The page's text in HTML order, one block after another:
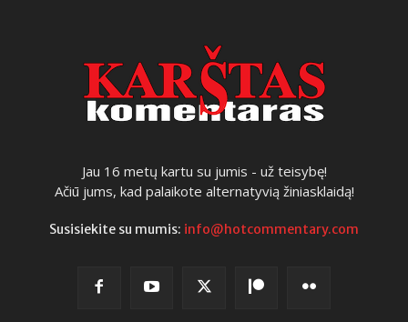
Jau 16 metų kartu su jumis - už teisybę!
Ačiū jums, kad palaikote alternatyvią žiniasklaidą!
Susisiekite su mumis: info@hotcommentary.com